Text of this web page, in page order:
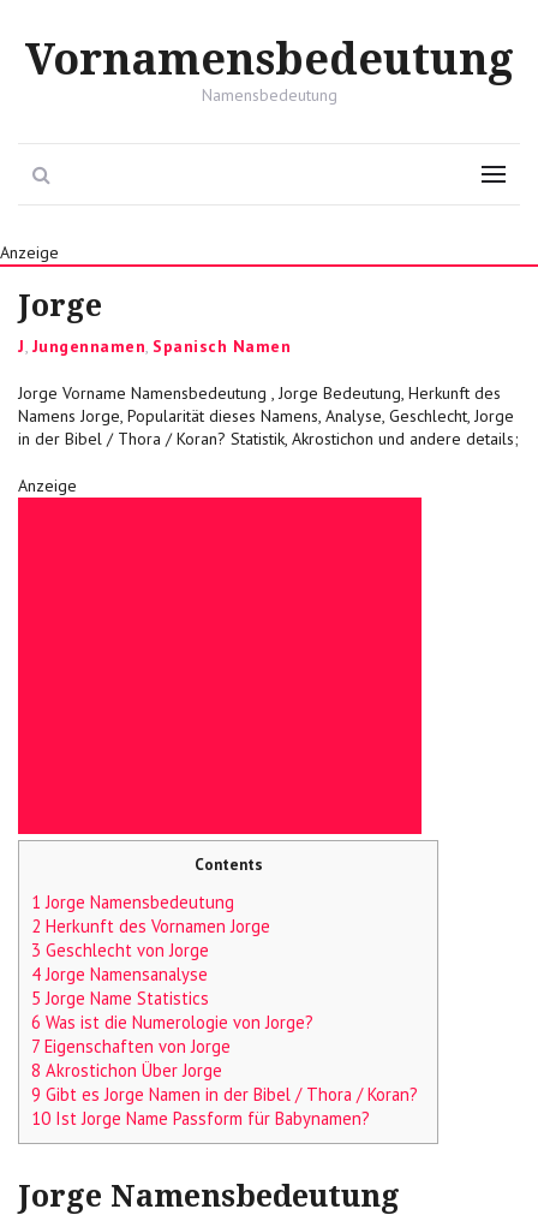
Vornamensbedeutung
Namensbedeutung
Menu
Anzeige
Jorge
Categories
J, Jungennamen, Spanisch Namen
Jorge Vorname Namensbedeutung , Jorge Bedeutung, Herkunft des
Namens Jorge, Popularität dieses Namens, Analyse, Geschlecht, Jorge
in der Bibel / Thora / Koran? Statistik, Akrostichon und andere details;
Anzeige
Contents
1 Jorge Namensbedeutung
2 Herkunft des Vornamen Jorge
3 Geschlecht von Jorge
4 Jorge Namensanalyse
5 Jorge Name Statistics
6 Was ist die Numerologie von Jorge?
7 Eigenschaften von Jorge
8 Akrostichon Über Jorge
9 Gibt es Jorge Namen in der Bibel / Thora / Koran?
10 Ist Jorge Name Passform für Babynamen?
Jorge Namensbedeutung